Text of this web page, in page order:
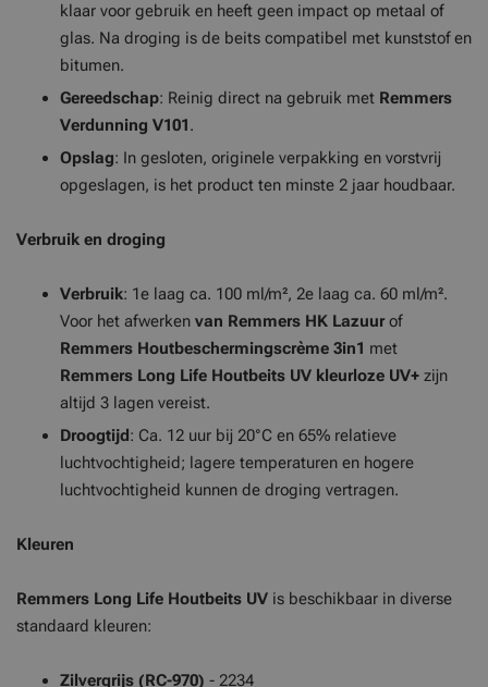
klaar voor gebruik en heeft geen impact op metaal of
glas. Na droging is de beits compatibel met kunststof en
bitumen.
Gereedschap: Reinig direct na gebruik met Remmers
Verdunning V101.
Opslag: In gesloten, originele verpakking en vorstvrij
opgeslagen, is het product ten minste 2 jaar houdbaar.
Verbruik en droging
Verbruik: 1e laag ca. 100 ml/m², 2e laag ca. 60 ml/m².
Voor het afwerken van Remmers HK Lazuur of
Remmers Houtbeschermingscrème 3in1 met
Remmers Long Life Houtbeits UV kleurloze UV+ zijn
altijd 3 lagen vereist.
Droogtijd: Ca. 12 uur bij 20°C en 65% relatieve
luchtvochtigheid; lagere temperaturen en hogere
luchtvochtigheid kunnen de droging vertragen.
Kleuren
Remmers Long Life Houtbeits UV is beschikbaar in diverse
standaard kleuren:
Zilvergrijs (RC-970) - 2234